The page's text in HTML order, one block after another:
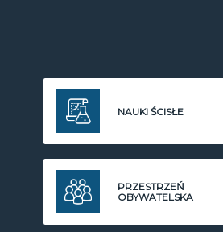
NAUKI ŚCISŁE
PRZESTRZEŃ
OBYWATELSKA